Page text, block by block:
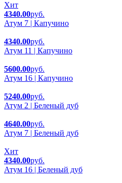
Хит
4340.00руб.
Атум 7 | Капучино
4340.00руб.
Атум 11 | Капучино
5600.00руб.
Атум 16 | Капучино
5240.00руб.
Атум 2 | Беленый дуб
4640.00руб.
Атум 7 | Беленый дуб
Хит
4340.00руб.
Атум 16 | Беленый дуб